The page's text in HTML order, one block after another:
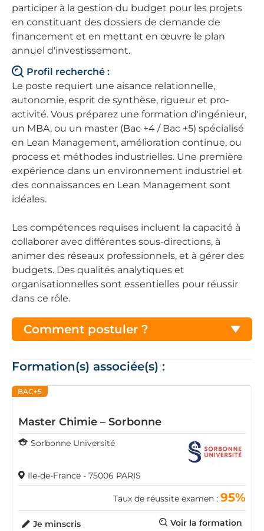
participer à la gestion du budget pour les projets
en constituant des dossiers de demande de
financement et en mettant en œuvre le plan
annuel d'investissement.
Profil recherché :
Le poste requiert une aisance relationnelle,
autonomie, esprit de synthèse, rigueur et pro-
activité. Vous préparez une formation d'ingénieur,
un MBA, ou un master (Bac +4 / Bac +5) spécialisé
en Lean Management, amélioration continue, ou
process et méthodes industrielles. Une première
expérience dans un environnement industriel et
des connaissances en Lean Management sont
idéales.
Les compétences requises incluent la capacité à
collaborer avec différentes sous-directions, à
animer des réseaux professionnels, et à gérer des
budgets. Des qualités analytiques et
organisationnelles sont essentielles pour réussir
dans ce rôle.
Comment postuler ?
Formation(s) associée(s) :
BAC+5
Master Chimie – Sorbonne
Sorbonne Université
Ile-de-France - 75006 PARIS
Taux de réussite examen : 95%
Voir la formation
Je minscris